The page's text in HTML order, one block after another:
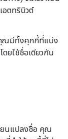
อตทริบิวต์
ณมีทั้งคุกกี้ที่แบ่ง
ยใช้ชื่อเดียวกัน
ยนแปลงชื่อ คุณ